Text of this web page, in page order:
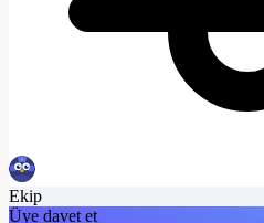
Ekip
Üye davet et